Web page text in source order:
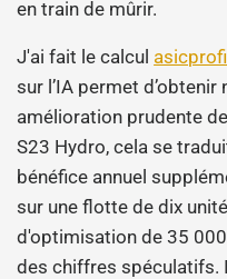
en train de mûrir.
J'ai fait le calcul
sur l’IA permet d’obtenir
amélioration prudente
S23 Hydro, cela se
bénéfice annuel
sur une flotte de dix
d'optimisation de 35
des chiffres spéculatifs.